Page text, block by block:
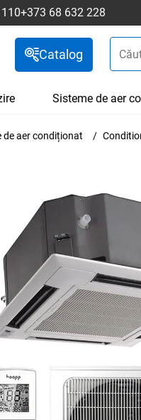
+373 68 632 228
Catalog
Sisteme de aer
de aer condiționat